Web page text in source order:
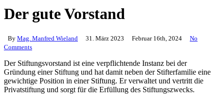
Der gute Vorstand
By Mag. Manfred Wieland 31. März 2023 Februar 16th, 2024
No
Comments
Der Stiftungsvorstand ist eine verpflichtende Instanz bei der
Gründung einer Stiftung und hat damit neben der Stifterfamilie eine
gewichtige Position in einer Stiftung. Er verwaltet und vertritt die
Privatstiftung und sorgt für die Erfüllung des Stiftungszwecks.